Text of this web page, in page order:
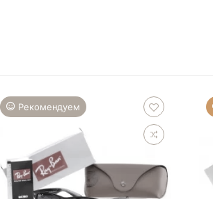
Рекомендуем